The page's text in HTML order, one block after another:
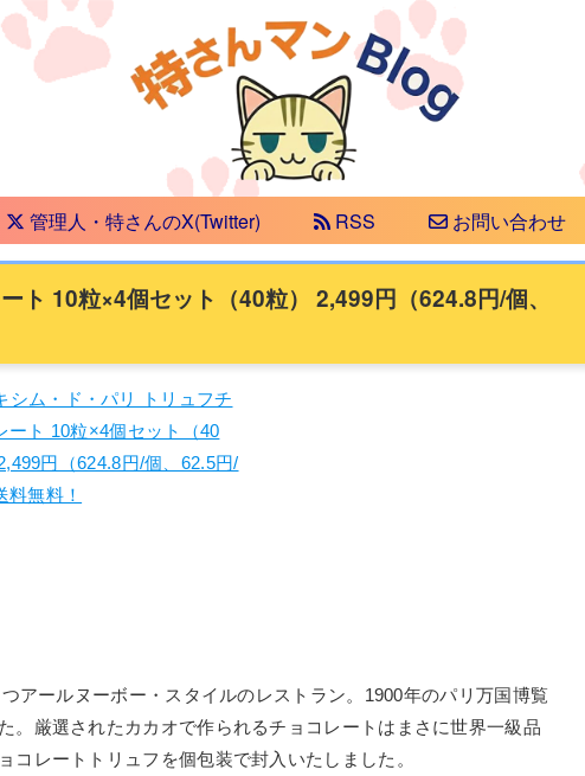
管理人・特さんのX(Twitter) RSS お問い合わせ
ト 10粒×4個セット（40粒） 2,499円（624.8円/個、
アールヌーボー・スタイルのレストラン。1900年のパリ万国博覧
。厳選されたカカオで作られるチョコレートはまさに世界一級品
レートトリュフを個包装で封入いたしました。